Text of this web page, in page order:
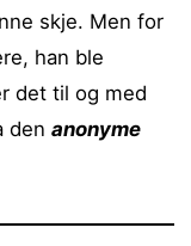
skje. Men for
han ble
det til og med
denanonyme